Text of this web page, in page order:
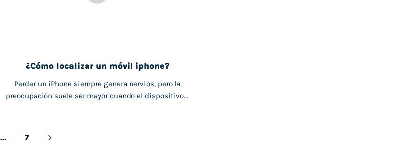
¿Cómo localizar un móvil iphone?
Perder un iPhone siempre genera nervios, pero la
preocupación suele ser mayor cuando el dispositivo...
… 7